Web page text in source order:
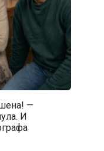
—
И